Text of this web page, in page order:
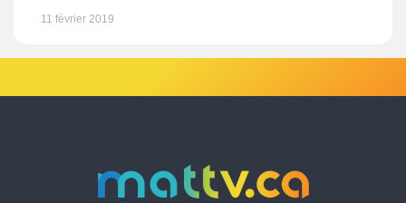
11 février 2019